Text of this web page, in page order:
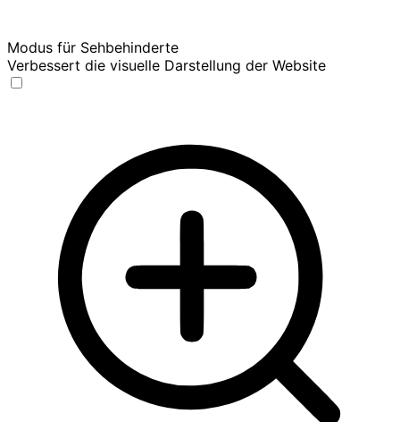
Modus für Sehbehinderte
Verbessert die visuelle Darstellung der Website